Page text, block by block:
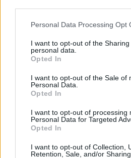
Personal Data Processing Opt
I want to opt-out of the
personal data.
Opted In
I want to opt-out of the Sale of
Personal Data.
Opted In
I want to opt-out of processing
Personal Data for Targeted
Opted In
I want to opt-out of Collection,
Retention, Sale, and/or
итно ја
одлука“
БИДЕ ЗА НА
СУДСКАТА МАФИЈА РАБОТИ
ВАКА -
на
Северна
мистериозен
Исчезнаа